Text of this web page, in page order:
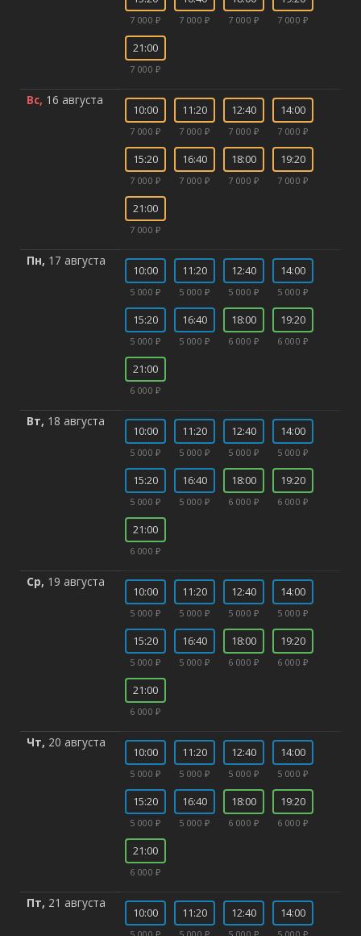
7 000 ₽ 7 000 ₽ 7 000 ₽ 7 000 ₽
21:00
7 000 ₽
Вс, 16 августа
10:00
7 000 ₽
11:20
7 000 ₽
12:40
7 000 ₽
14:00
7 000 ₽
15:20
7 000 ₽
16:40
7 000 ₽
18:00
7 000 ₽
19:20
7 000 ₽
21:00
7 000 ₽
Пн, 17 августа
10:00
5 000 ₽
11:20
5 000 ₽
12:40
5 000 ₽
14:00
5 000 ₽
15:20
5 000 ₽
16:40
5 000 ₽
18:00
6 000 ₽
19:20
6 000 ₽
21:00
6 000 ₽
Вт, 18 августа
10:00
5 000 ₽
11:20
5 000 ₽
12:40
5 000 ₽
14:00
5 000 ₽
15:20
5 000 ₽
16:40
5 000 ₽
18:00
6 000 ₽
19:20
6 000 ₽
21:00
6 000 ₽
Ср, 19 августа
10:00
5 000 ₽
11:20
5 000 ₽
12:40
5 000 ₽
14:00
5 000 ₽
15:20
5 000 ₽
16:40
5 000 ₽
18:00
6 000 ₽
19:20
6 000 ₽
21:00
6 000 ₽
Чт, 20 августа
10:00
5 000 ₽
11:20
5 000 ₽
12:40
5 000 ₽
14:00
5 000 ₽
15:20
5 000 ₽
16:40
5 000 ₽
18:00
6 000 ₽
19:20
6 000 ₽
21:00
6 000 ₽
Пт, 21 августа
10:00 11:20 12:40 14:00